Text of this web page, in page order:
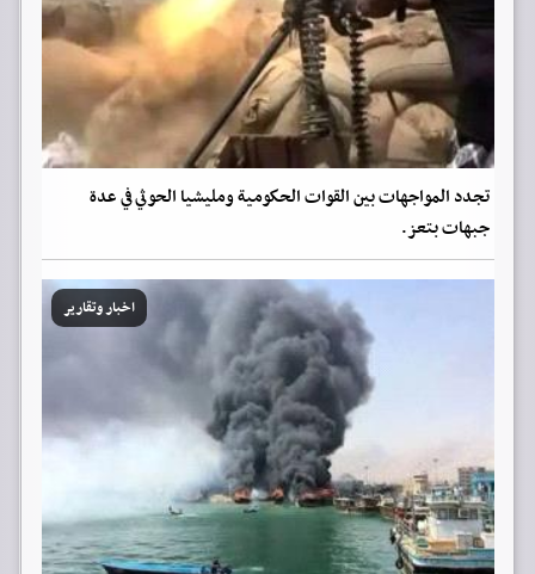
تجدد المواجهات بين القوات الحكومية ومليشيا الحوثي في عدة
جبهات بتعز.
اخبار وتقارير